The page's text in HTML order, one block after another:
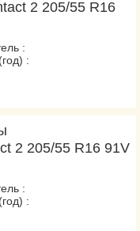
2 205/55 R16
:
:
2 205/55 R16 91V
:
: